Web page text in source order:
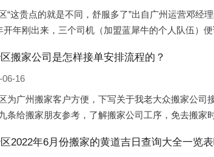
“这贵点的就是不同，舒服多了”出自广州运营邓经
开年刚出来，三个司机（加盟蓝犀牛的个人队伍）
用，燃鹅这样的
搬家公司是怎样接单安排流程的？
06-16
为广州搬家客户方便，下写关于我老大众搬家公司
条给搬家朋友参考，了解搬家公司工序，免去搬家
询，初步了解客户搬 家